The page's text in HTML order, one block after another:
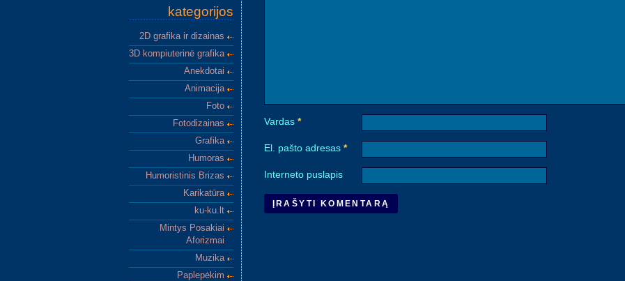
Vardas *
El. pašto adresas *
Interneto puslapis
kategorijos
2D grafika ir dizainas
3D kompiuterinė grafika
Anekdotai
Animacija
Foto
Fotodizainas
Grafika
Humoras
Humoristinis Brizas
Karikatūra
ku-ku.lt
Mintys Posakiai
Aforizmai
Muzika
Paplepėkim